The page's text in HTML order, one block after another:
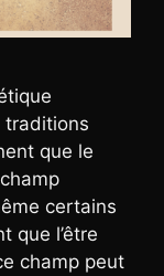
traditions
que le
certains
que l’être
champ peut